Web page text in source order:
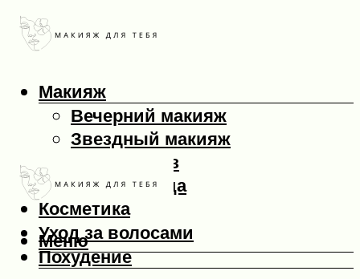
Макияж
Вечерний макияж
Звездный макияж
Макияж глаз
Макияж лица
Косметика
Уход за волосами
Похудение
Меню